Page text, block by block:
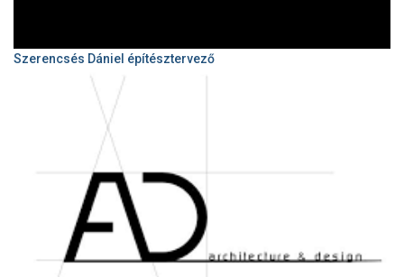
Szerencsés Dániel építésztervező